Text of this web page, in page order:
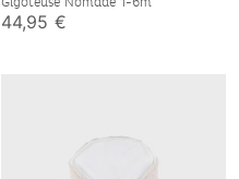
44,95 €